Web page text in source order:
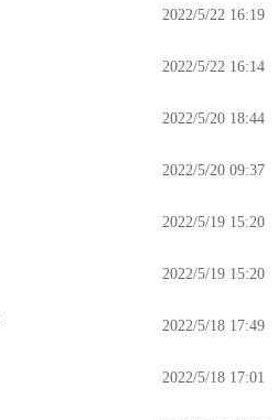
2022/5/22 16:19
2022/5/22 16:14
2022/5/20 18:44
2022/5/20 09:37
2022/5/19 15:20
2022/5/19 15:20
2022/5/18 17:49
2022/5/18 17:01